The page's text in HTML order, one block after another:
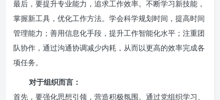
最后，要提升专业能力，追求工作效率。不断学习新技能，
掌握新工具，优化工作方法。学会科学规划时间，提高时间
管理能力；善用信息化手段，提升工作智能化水平；注重团
队协作，通过沟通协调减少内耗，从而以更高的效率完成各
项任务。
对于组织而言：
首先，要强化思想引领，营造积极氛围。通过党组织学习、